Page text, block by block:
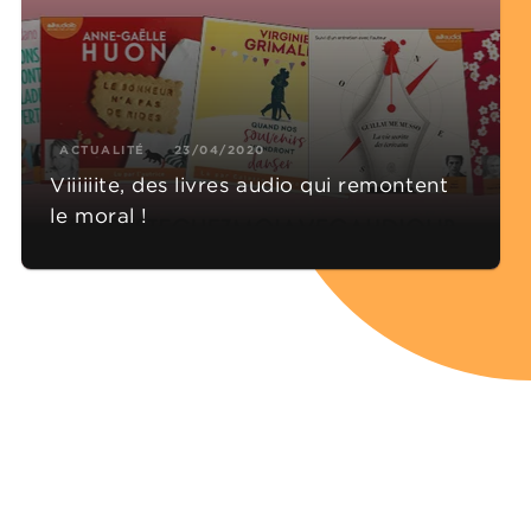
ACTUALITÉ 23/04/2020
Viiiiiite, des livres audio qui remontent
le moral !